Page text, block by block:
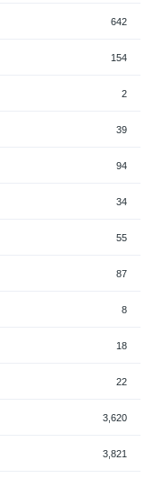
642
154
2
39
94
34
55
87
8
18
22
3,620
3,821